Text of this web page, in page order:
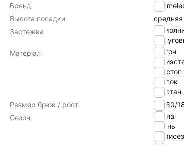
Бренд
Высота посадки
средняя
Застежка
на
на
Матеріал
коттон
рипстоп
хлопок
эластан
Размер брюк / рост
48-50/
Сезон
Весна
Осень